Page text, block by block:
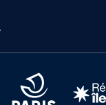
la Philharmonie de Paris